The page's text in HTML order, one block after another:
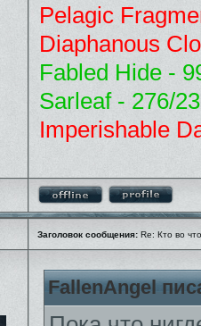
Pelagic
Diaphanous
Fabled Hide -
Sarleaf - 276/
Imperishable
Заголовок сообщения: Re: Кто во
FallenAngel